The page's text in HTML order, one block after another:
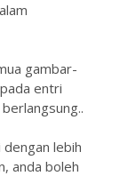
gambar-
entri
lebih
anda boleh